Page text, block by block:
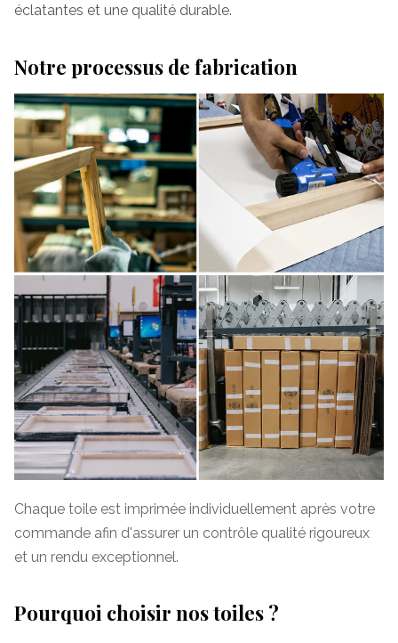
éclatantes et une qualité durable.
Notre processus de fabrication
Chaque toile est imprimée individuellement après votre
commande afin d'assurer un contrôle qualité rigoureux
et un rendu exceptionnel.
Pourquoi choisir nos toiles ?